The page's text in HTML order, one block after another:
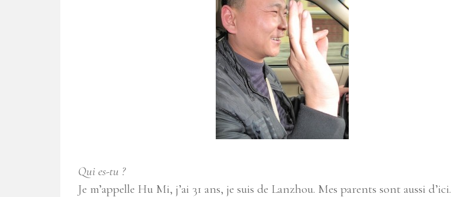
Qui es-tu ?
Je m’appelle Hu Mi, j’ai 31 ans, je suis de Lanzhou. Mes parents sont aussi d’ici.